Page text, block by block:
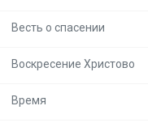
Весть о спасении
Воскресение Христово
Время